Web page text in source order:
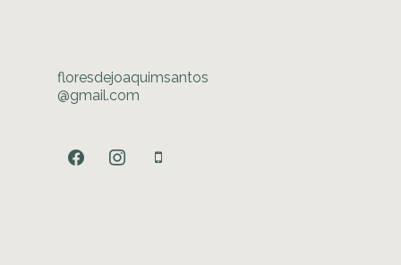
floresdejoaquimsantos
@gmail.com
facebookinstagrammobile